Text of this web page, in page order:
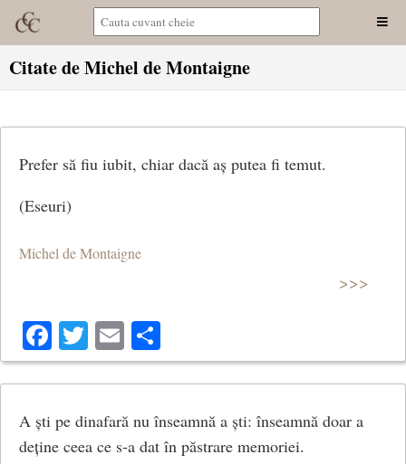
Citate de Michel de Montaigne
Prefer să fiu iubit, chiar dacă aș putea fi temut.
(Eseuri)
Michel de Montaigne
>>>
Facebook
Twitter
Email
A ști pe dinafară nu înseamnă a ști: înseamnă doar a
deține ceea ce s-a dat în păstrare memoriei.